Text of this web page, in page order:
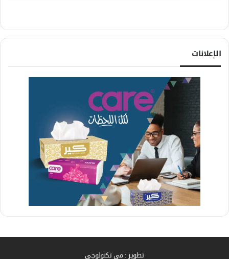
الإعلانات
تطوير : مي تكنولوجي